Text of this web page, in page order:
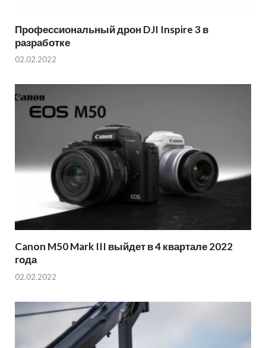
Профессиональный дрон DJI Inspire 3 в
разработке
02.02.2022
Canon M50 Mark III выйдет в 4 квартале 2022
года
02.02.2022